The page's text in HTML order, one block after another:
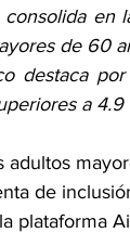
consolida
de 60
destaca
a 4.9
adultos
de
plataforma